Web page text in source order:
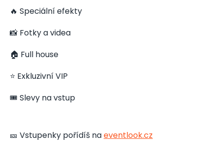
🔥 Speciální efekty
📸 Fotky a videa
🏠 Full house
⭐️ Exkluzivní VIP
🎟️ Slevy na vstup
🎫 Vstupenky pořídíš naeventlook.cz